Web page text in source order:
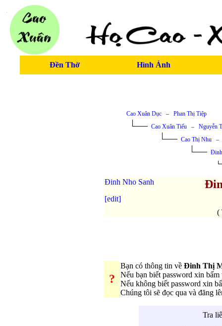
Đền Thờ Hình Ảnh
Cao Xuân Dục – Phan Thị Tiệp
Cao Xuân Tiếu – Nguyễn
Cao Thị Nhu
Đinh Nho Sanh
[edit]
(
?
Bạn có thông tin về Đinh Thị
Nếu bạn biết password xin
Nếu không biết password xin
Chúng tôi sẽ đọc qua và đăng
Tra